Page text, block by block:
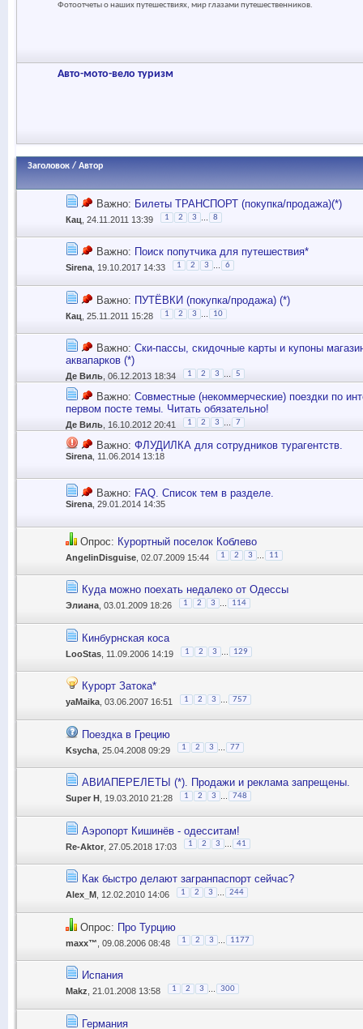
Фотоотчеты о наших путешествиях, мир глазами путешественников.
Авто-мото-вело туризм
Заголовок / Автор
Важно: Билеты ТРАНСПОРТ (покупка/продажа)(*)
Кац , 24.11.2011 13:39 1 2 3 8
Важно: Поиск попутчика для путешествия*
Sirena , 19.10.2017 14:33 1 2 3 6
Важно: ПУТЁВКИ (покупка/продажа) (*)
Кац , 25.11.2011 15:28 1 2 3 10
Важно: Ски-пассы, скидочные карты и купоны
аквапарков (*)
Де Виль , 06.12.2013 18:34 1 2 3 5
Важно: Совместные (некоммерческие) поездки по
первом посте темы. Читать обязательно!
Де Виль , 16.10.2012 20:41 1 2 3 7
Важно: ФЛУДИЛКА для сотрудников турагентств.
Sirena , 11.06.2014 13:18
Важно: FAQ. Список тем в разделе.
Sirena , 29.01.2014 14:35
Опрос: Курортный поселок Коблево
AngelinDisguise , 02.07.2009 15:44 1 2 3 11
Куда можно поехать недалеко от Одессы
Элиана , 03.01.2009 18:26 1 2 3 114
Кинбурнская коса
LooStas , 11.09.2006 14:19 1 2 3 129
Курорт Затока*
yaMaika , 03.06.2007 16:51 1 2 3 757
Поездка в Грецию
Ksycha , 25.04.2008 09:29 1 2 3 ... 77
АВИАПЕРЕЛЕТЫ (*). Продажи и реклама запрещены.
Super H , 19.03.2010 21:28 1 2 3 748
Аэропорт Кишинёв - одесситам!
Re-Aktor , 27.05.2018 17:03 1 2 3 ... 41
Как быстро делают загранпаспорт сейчас?
Alex_M , 12.02.2010 14:06 1 2 3 244
Опрос: Про Турцию
maxx™ , 09.08.2006 08:48 1 2 3 1177
Испания
Makz , 21.01.2008 13:58 1 2 3 300
Германия